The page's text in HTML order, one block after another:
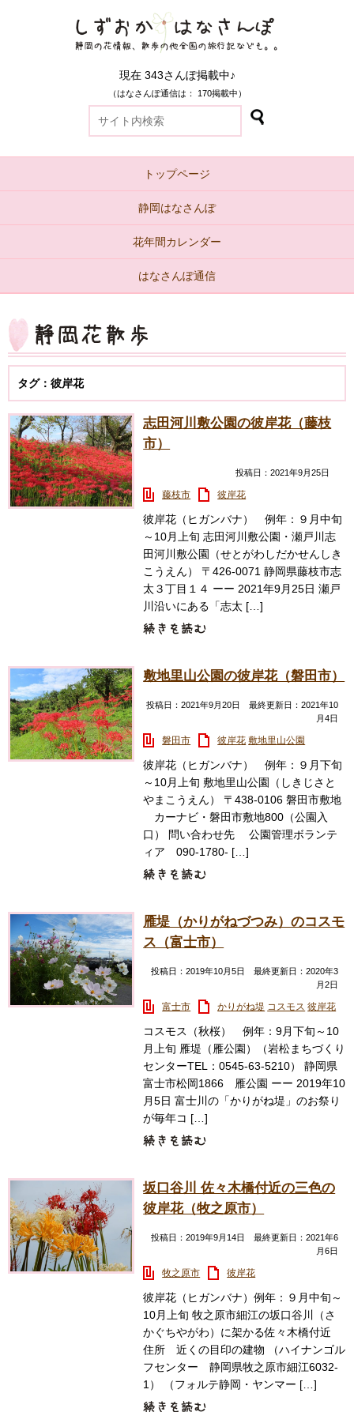
現在 343さんぽ掲載中♪
（はなさんぽ通信は： 170掲載中）
トップページ
静岡はなさんぽ
花年間カレンダー
はなさんぽ通信
タグ：彼岸花
志田河川敷公園の彼岸花（藤枝
市）
投稿日：2021年9月25日
藤枝市 彼岸花
彼岸花（ヒガンバナ） 例年：９月中旬
～10月上旬 志田河川敷公園・瀬戸川志
田河川敷公園（せとがわしだかせんしき
こうえん） 〒426-0071 静岡県藤枝市志
太３丁目１４ ーー 2021年9月25日 瀬戸
川沿いにある「志太 […]
敷地里山公園の彼岸花（磐田市）
投稿日：2021年9月20日 最終更新日：2021年10
月4日
磐田市 彼岸花 敷地里山公園
彼岸花（ヒガンバナ） 例年：９月下旬
～10月上旬 敷地里山公園（しきじさと
やまこうえん） 〒438-0106 磐田市敷地
カーナビ・磐田市敷地800（公園入
口） 問い合わせ先 公園管理ボランテ
ィア 090-1780- […]
雁堤（かりがねづつみ）のコスモ
ス（富士市）
投稿日：2019年10月5日 最終更新日：2020年3
月2日
富士市 かりがね堤 コスモス 彼岸花
コスモス（秋桜） 例年：9月下旬～10
月上旬 雁堤（雁公園）（岩松まちづくり
センターTEL：0545-63-5210） 静岡県
富士市松岡1866 雁公園 ーー 2019年10
月5日 富士川の「かりがね堤」のお祭り
が毎年コ […]
坂口谷川 佐々木橋付近の三色の
彼岸花（牧之原市）
投稿日：2019年9月14日 最終更新日：2021年6
月6日
牧之原市 彼岸花
彼岸花（ヒガンバナ）例年：９月中旬～
10月上旬 牧之原市細江の坂口谷川（さ
かぐちやがわ）に架かる佐々木橋付近
住所 近くの目印の建物 （ハイナンゴル
フセンター 静岡県牧之原市細江6032-
1） （フォルテ静岡・ヤンマー […]